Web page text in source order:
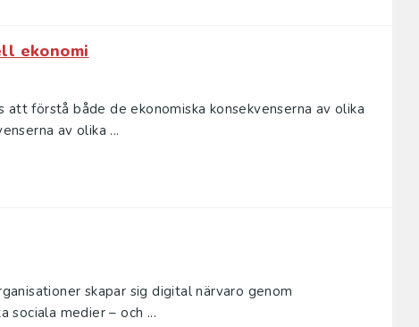
ekonomi
förstå både de ekonomiska konsekvenserna av olika
av olika ...
skapar sig digital närvaro genom
sociala medier – och ...